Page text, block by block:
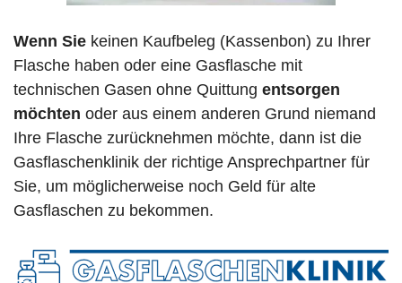
Wenn Sie keinen Kaufbeleg (Kassenbon) zu Ihrer
Flasche haben oder eine Gasflasche mit
technischen Gasen ohne Quittung entsorgen
möchten oder aus einem anderen Grund niemand
Ihre Flasche zurücknehmen möchte, dann ist die
Gasflaschenklinik der richtige Ansprechpartner für
Sie, um möglicherweise noch Geld für alte
Gasflaschen zu bekommen.